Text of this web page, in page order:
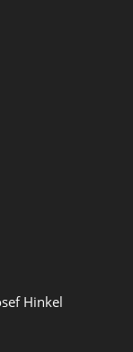
Hinkel